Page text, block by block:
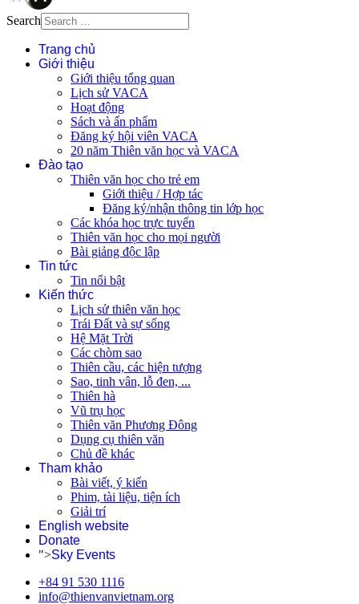
Search
Trang chủ
Giới thiệu
Giới thiệu tổng quan
Lịch sử VACA
Hoạt động
Sách và ấn phẩm
Đăng ký hội viên VACA
20 năm Thiên văn học và VACA
Đào tạo
Thiên văn học cho trẻ em
Giới thiệu / Hợp tác
Đăng ký/nhận thông tin lớp học
Các khóa học trực tuyến
Thiên văn học cho mọi người
Bài giảng độc lập
Tin tức
Tin nổi bật
Kiến thức
Lịch sử thiên văn học
Trái Đất và sự sống
Hệ Mặt Trời
Các chòm sao
Thiên cầu, các hiện tượng
Sao, tinh vân, lỗ đen, ...
Thiên hà
Vũ trụ học
Thiên văn Phương Đông
Dụng cụ thiên văn
Chủ đề khác
Tham khảo
Bài viết, ý kiến
Phim, tài liệu, tiện ích
Giải trí
English website
Donate
">Sky Events
+84 91 530 1116
info@thienvanvietnam.org